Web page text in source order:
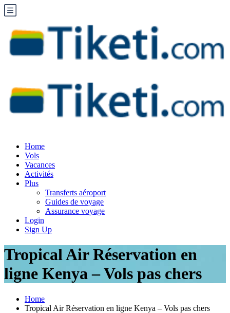
Home
Vols
Vacances
Activités
Plus
Transferts aéroport
Guides de voyage
Assurance voyage
Login
Sign Up
Tropical Air Réservation en
ligne Kenya – Vols pas chers
Home
Tropical Air Réservation en ligne Kenya – Vols pas chers